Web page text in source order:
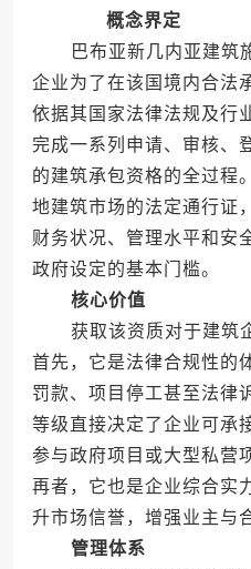
概念界定
巴布亚新几内亚建筑施
企业为了在该国境内合法
依据其国家法律法规及行
完成一系列申请、审核、
的建筑承包资格的全过程
地建筑市场的法定通行证
财务状况、管理水平和安
政府设定的基本门槛。
核心价值
获取该资质对于建筑企
首先，它是法律合规性的
罚款、项目停工甚至法律
等级直接决定了企业可承
参与政府项目或大型私营
再者，它也是企业综合实
升市场信誉，增强业主与
管理体系